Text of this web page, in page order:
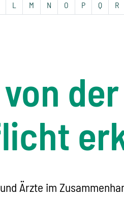
L M N O P Q R
Ärzte im